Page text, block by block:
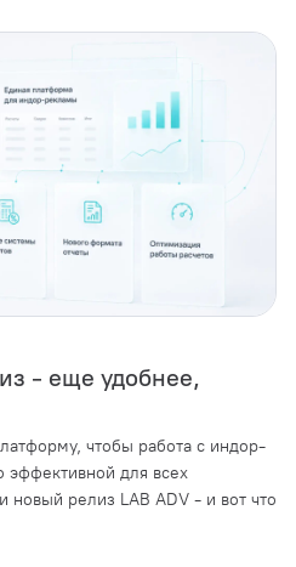
- еще удобнее,
чтобы работа с индор-
для всех
новый релиз LAB ADV - и вот что